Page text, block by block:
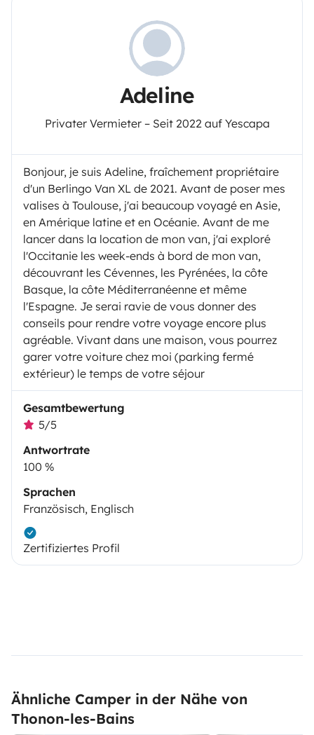
Adeline
Privater Vermieter – Seit 2022 auf Yescapa
Bonjour, je suis Adeline, fraîchement propriétaire
d'un Berlingo Van XL de 2021. Avant de poser mes
valises à Toulouse, j'ai beaucoup voyagé en Asie,
en Amérique latine et en Océanie. Avant de me
lancer dans la location de mon van, j'ai exploré
l'Occitanie les week-ends à bord de mon van,
découvrant les Cévennes, les Pyrénées, la côte
Basque, la côte Méditerranéenne et même
l'Espagne. Je serai ravie de vous donner des
conseils pour rendre votre voyage encore plus
agréable. Vivant dans une maison, vous pourrez
garer votre voiture chez moi (parking fermé
extérieur) le temps de votre séjour
Gesamtbewertung
5/5
Antwortrate
100 %
Sprachen
Französisch, Englisch
Zertifiziertes Profil
Ähnliche Camper in der Nähe von
Thonon-les-Bains